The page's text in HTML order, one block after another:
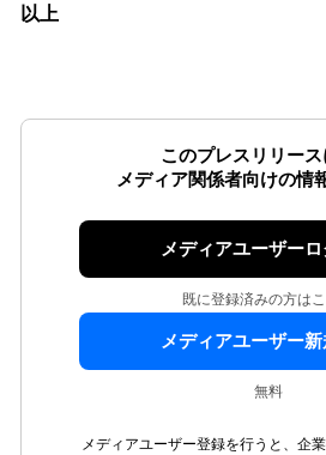
以上
このプレスリリース
メディア関係者向けの情
メディアユーザー
既に登録済みの方は
メディアユーザー
無料
メディアユーザー登録を行うと、企